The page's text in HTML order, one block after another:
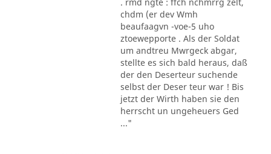
chdm (er dev Wmh
beaufaagvn -voe-5 uho
ztoewepporte . Als der Soldat
um andtreu Mwrgeck abgar,
stellte es sich bald heraus, daß
der den Deserteur suchende
selbst der Deser teur war ! Bis
jetzt der Wirth haben sie den
herrscht un ungeheuers Ged
..."